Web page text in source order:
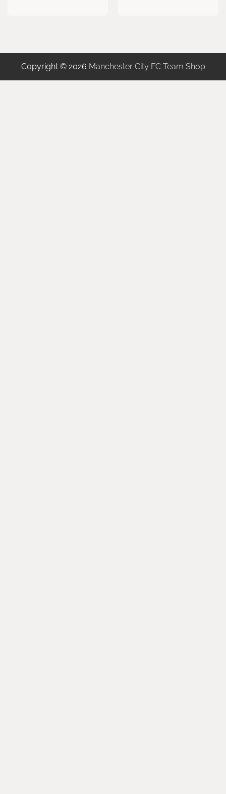
Copyright © 2026 Manchester City FC Team Shop